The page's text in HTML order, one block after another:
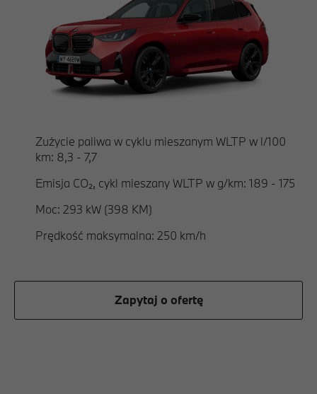
Zużycie paliwa w cyklu mieszanym WLTP w l/100
km: 8,3 - 7,7
Emisja CO₂, cykl mieszany WLTP w g/km: 189 - 175
Moc: 293 kW (398 KM)
Prędkość maksymalna: 250 km/h
Zapytaj o ofertę